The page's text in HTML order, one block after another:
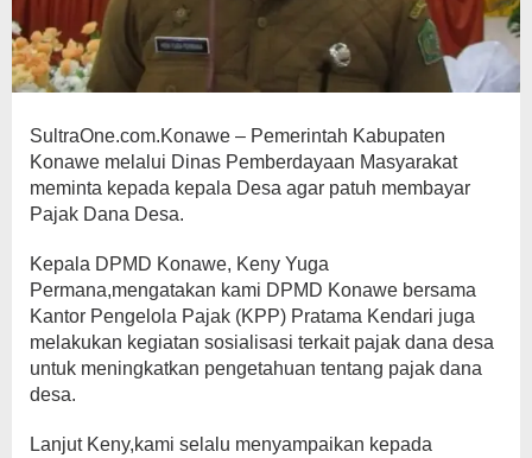
SultraOne.com.Konawe – Pemerintah Kabupaten
Konawe melalui Dinas Pemberdayaan Masyarakat
meminta kepada kepala Desa agar patuh membayar
Pajak Dana Desa.
Kepala DPMD Konawe, Keny Yuga
Permana,mengatakan kami DPMD Konawe bersama
Kantor Pengelola Pajak (KPP) Pratama Kendari juga
melakukan kegiatan sosialisasi terkait pajak dana desa
untuk meningkatkan pengetahuan tentang pajak dana
desa.
Lanjut Keny,kami selalu menyampaikan kepada